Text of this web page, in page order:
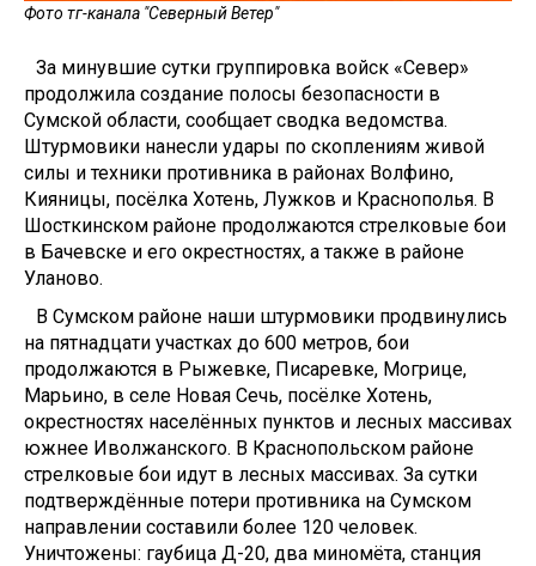
Фото тг-канала "Северный Ветер"
За минувшие сутки группировка войск «Север»
продолжила создание полосы безопасности в
Сумской области, сообщает сводка ведомства.
Штурмовики нанесли удары по скоплениям живой
силы и техники противника в районах Волфино,
Кияницы, посёлка Хотень, Лужков и Краснополья. В
Шосткинском районе продолжаются стрелковые бои
в Бачевске и его окрестностях, а также в районе
Уланово.
В Сумском районе наши штурмовики продвинулись
на пятнадцати участках до 600 метров, бои
продолжаются в Рыжевке, Писаревке, Могрице,
Марьино, в селе Новая Сечь, посёлке Хотень,
окрестностях населённых пунктов и лесных массивах
южнее Иволжанского. В Краснопольском районе
стрелковые бои идут в лесных массивах. За сутки
подтверждённые потери противника на Сумском
направлении составили более 120 человек.
Уничтожены: гаубица Д-20, два миномёта, станция